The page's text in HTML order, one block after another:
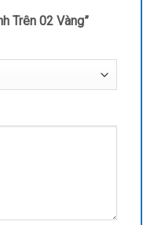
Trên 02 Vàng”